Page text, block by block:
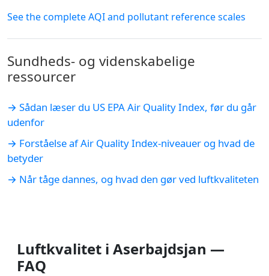
See the complete AQI and pollutant reference scales
Sundheds- og videnskabelige
ressourcer
→ Sådan læser du US EPA Air Quality Index, før du går
udenfor
→ Forståelse af Air Quality Index-niveauer og hvad de
betyder
→ Når tåge dannes, og hvad den gør ved luftkvaliteten
Luftkvalitet i Aserbajdsjan —
FAQ